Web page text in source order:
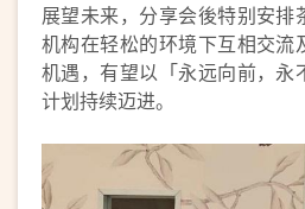
展望未来，分享会後特别安排
机构在轻松的环境下互相交流
机遇，有望以「永远向前，永
计划持续迈进。